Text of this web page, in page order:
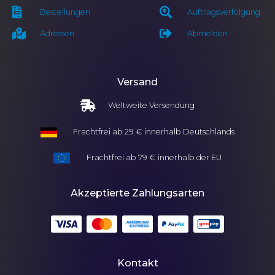
Bestellungen
Adressen
Auftragsverfolgung
Abmelden
Versand
Weltweite Versendung
Frachtfrei ab 29 € innerhalb Deutschlands
Frachtfrei ab 79 € innerhalb der EU
Akzeptierte Zahlungsarten
Kontakt